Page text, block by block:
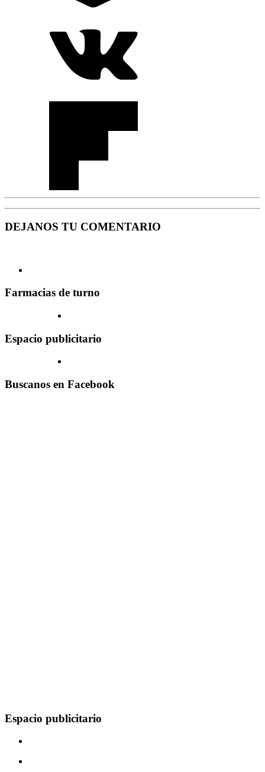
DEJANOS TU COMENTARIO
Farmacias de turno
Espacio publicitario
Buscanos en Facebook
Espacio publicitario